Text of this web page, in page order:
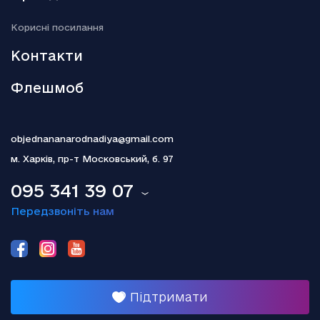
Гелена Бонем Картер пояснила, чому так і не одружилася з
Kорисні посилання
Контакти
Флешмоб
095 341 39 07
Передзвоніть нам
objednananarodnadiya@gmail.com
м. Харків, пр-т Московський, б. 97
Підтримати